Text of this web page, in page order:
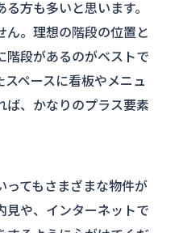
方も多いと思います。
ん。理想の階段の位置と
階段があるのがベストで
ペースに看板やメニュ
ば、かなりのプラス要素
ってもさまざまな物件が
見や、インターネットで